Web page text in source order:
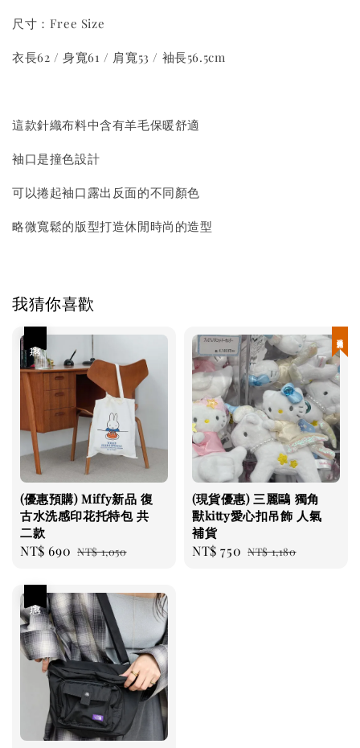
尺寸：Free Size
衣長62 / 身寬61 / 肩寬53 / 袖長56.5cm
這款針織布料中含有羊毛保暖舒適
袖口是撞色設計
可以捲起袖口露出反面的不同顏色
略微寬鬆的版型打造休閒時尚的造型
我猜你喜歡
(優惠預購) Miffy新品 復
古水洗感印花托特包 共
二款
Sale
NT$ 690 Regular
NT$ 1,050
(現貨優惠) 三麗鷗 獨角
獸kitty愛心扣吊飾 人氣
補貨
Sale
NT$ 750 Regular
NT$ 1,180